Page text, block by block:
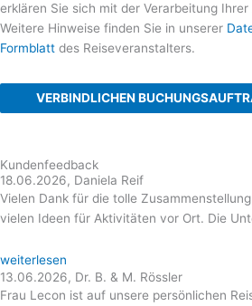
erklären Sie sich mit der Verarbeitung
Weitere Hinweise finden Sie in unserer
Formblatt des Reiseveranstalters.
VERBINDLICHEN
Kundenfeedback
18.06.2026, Daniela Reif
Vielen Dank für die tolle
vielen Ideen für Aktivitäten vor Ort. Die
weiterlesen
13.06.2026, Dr. B. & M. Rössler
Frau Lecon ist auf unsere persönlichen